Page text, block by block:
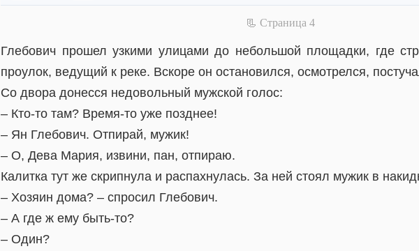
📃 Cтраница 4
Глебович прошел узкими улицами до небольшой площадки, где
проулок, ведущий к реке. Вскоре он остановился, осмотрелся,
Со двора донесся недовольный мужской голос:
– Кто-то там? Время-то уже позднее!
– Ян Глебович. Отпирай, мужик!
– О, Дева Мария, извини, пан, отпираю.
Калитка тут же скрипнула и распахнулась. За ней стоял мужик в
– Хозяин дома? – спросил Глебович.
– А где ж ему быть-то?
– Один?